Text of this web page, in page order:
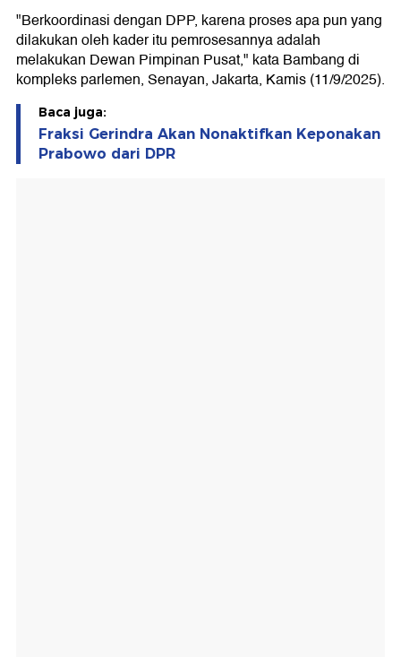
"Berkoordinasi dengan DPP, karena proses apa pun yang
dilakukan oleh kader itu pemrosesannya adalah
melakukan Dewan Pimpinan Pusat," kata Bambang di
kompleks parlemen, Senayan, Jakarta, Kamis (11/9/2025).
Baca juga:
Fraksi Gerindra Akan Nonaktifkan Keponakan
Prabowo dari DPR